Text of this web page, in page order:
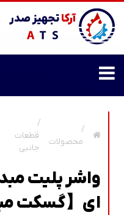
محصولات
قطعات
جانبی
واشر پلیت
ای【گسکت